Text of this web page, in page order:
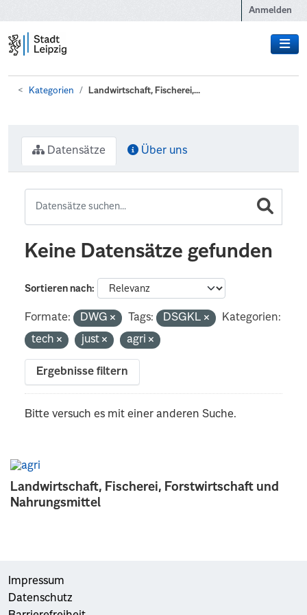
Anmelden
Kategorien Landwirtschaft, Fischerei,...
Landwirtschaft, Fischerei, Forstwirtschaft und
Nahrungsmittel
Datensätze Über uns
Keine Datensätze gefunden
Sortieren nach
Formate: DWG Tags: DSGKL
Kategorien:
tech
just agri
Ergebnisse filtern
Bitte versuch es mit einer anderen Suche.
Impressum
Datenschutz